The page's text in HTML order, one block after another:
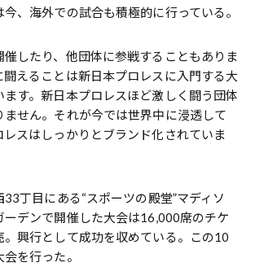
、海外での試合も積極的に行っている。
催したり、他団体に参戦することもありま
闘えることは新日本プロレスに入門する大
ます。新日本プロレスほど激しく闘う団体
ません。それが今では世界中に浸透して
レスはしっかりとブランド化されていま
丁目にある“スポーツの殿堂”マディソ
ーデンで開催した大会は16,000席のチケ
。興行として成功を収めている。この10
を行った。